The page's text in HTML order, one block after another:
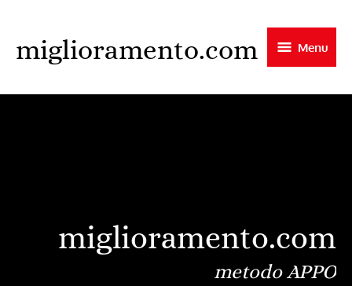
to
content
miglioramento.com Menu
miglioramento.com
metodo APPO